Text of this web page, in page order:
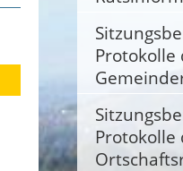
Protokolle
Protokolle